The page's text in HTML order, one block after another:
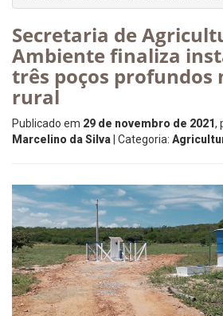
Secretaria de
Ambiente finaliza
três poços profundos
rural
Publicado em 29 de novembro de 2021,
Marcelino da Silva | Categoria: